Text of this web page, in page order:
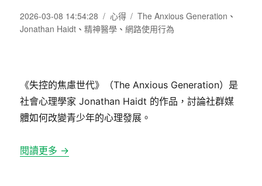
《失控的焦慮世代》（The Anxious Generation）是
社會心理學家Jonathan Haidt 的作品，討論社群媒
體如何改變青少年的心理發展。
閱讀更多 →
發
佈
2026-03-08 14:54:28
分
類
心得
標
籤
The Anxious Generation 、
Jonathan Haidt 、精神醫學 、網路使用行為